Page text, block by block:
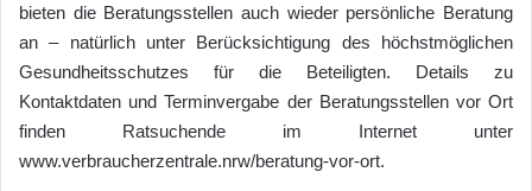
bieten die Beratungsstellen auch wieder persönliche Beratung
an – natürlich unter Berücksichtigung des höchstmöglichen
Gesundheitsschutzes für die Beteiligten. Details zu
Kontaktdaten und Terminvergabe der Beratungsstellen vor Ort
finden Ratsuchende im Internet unter
www.verbraucherzentrale.nrw/beratung-vor-ort.